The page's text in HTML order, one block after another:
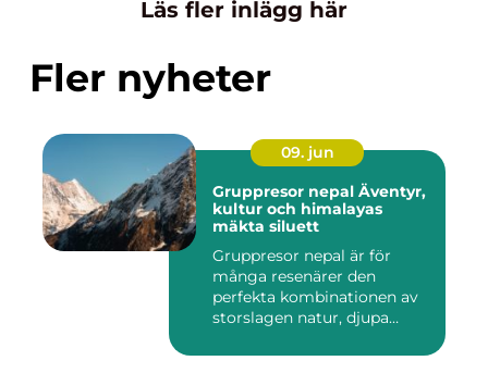
Läs fler inlägg här
Fler nyheter
09. jun
Gruppresor nepal Äventyr,
kultur och himalayas
mäkta siluett
Gruppresor nepal är för
många resenärer den
perfekta kombinationen av
storslagen natur, djupa